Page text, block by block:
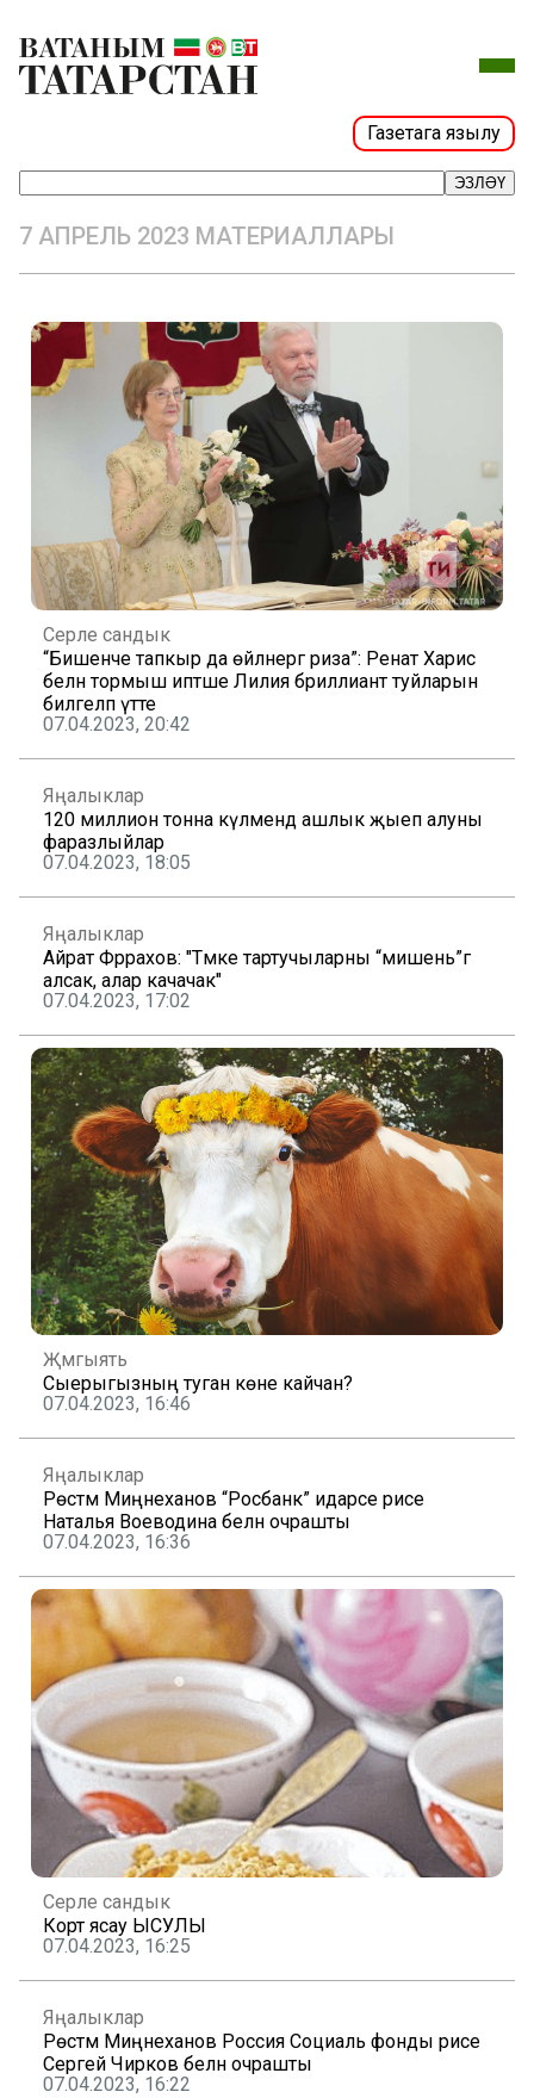
Газетага язылу
ЭЗЛӘҮ
7 АПРЕЛЬ 2023 МАТЕРИАЛЛАРЫ
Серле сандык
“Бишенче тапкыр да өйләнергә риза”: Ренат Харис
белән тормыш иптәше Лилия бриллиант туйларын
билгеләп үтте
07.04.2023, 20:42
Яңалыклар
120 миллион тонна күләмендә ашлык җыеп алуны
фаразлыйлар
07.04.2023, 18:05
Яңалыклар
Айрат Фәррахов: "Тәмәке тартучыларны “мишень”гә
алсак, алар качачак"
07.04.2023, 17:02
Җәмгыять
Сыерыгызның туган көне кайчан?
07.04.2023, 16:46
Яңалыклар
Рөстәм Миңнеханов “Росбанк” идарәсе рәисе
Наталья Воеводина белән очрашты
07.04.2023, 16:36
Серле сандык
Корт ясау ЫСУЛЫ
07.04.2023, 16:25
Яңалыклар
Рөстәм Миңнеханов Россия Социаль фонды рәисе
Сергей Чирков белән очрашты
07.04.2023, 16:22